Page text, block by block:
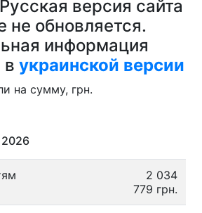
версия сайта
не обновляется.
информация
в украинской версии
на сумму, грн.
2 034
779 грн.